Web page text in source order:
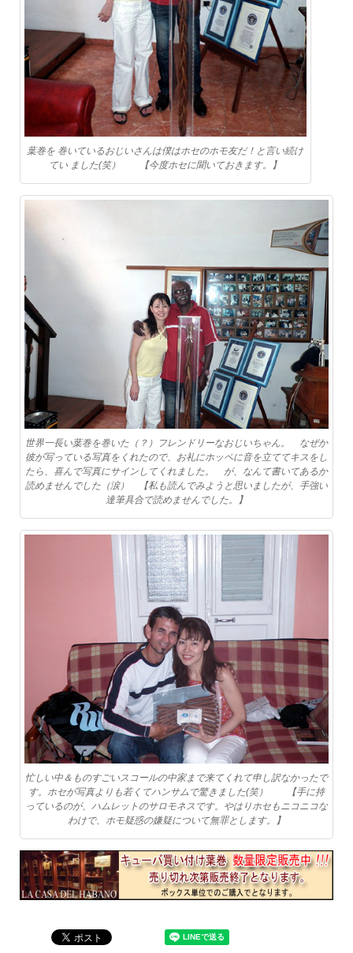
葉巻を 巻いているおじいさんは僕はホセのホモ友だ！と言い続け
てい ました(笑） 【今度ホセに聞いておきます。】
世界一長い葉巻を巻いた（？）フレンドリーなおじいちゃん。 なぜか
彼が写っている写真をくれたので、お礼にホッペに音を立ててキスをし
たら、喜んで写真にサインしてくれました。 が、なんて書いてあるか
読めませんでした（涙） 【私も読んでみようと思いましたが、手強い
達筆具合で読めませんでした。】
忙しい中＆ものすごいスコールの中家まで来てくれて申し訳なかったで
す。ホセが写真よりも若くてハンサムで驚きました(笑） 【手に持
っているのが、ハムレットのサロモネスです。やはりホセもニコニコな
わけで、ホモ疑惑の嫌疑について無罪とします。】